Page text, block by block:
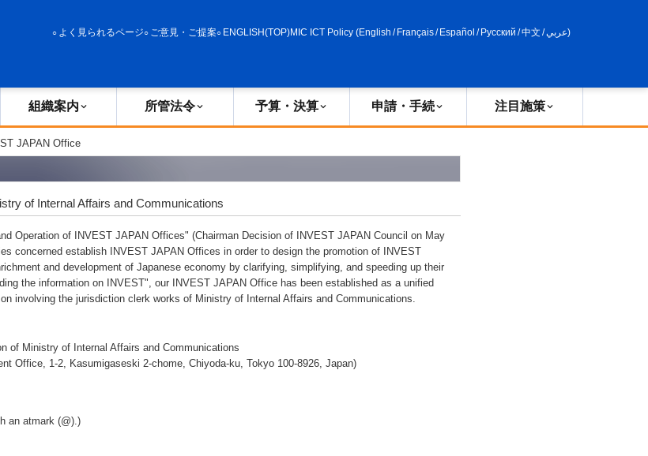
よく見られるページ ご意見・ご提案 ENGLISH(TOP)MIC ICT Policy (English / Français/ Español / Русский /中文 /عربي)
組織案内 所管法令 予算・決算 申請・手続 注目施策
JAPAN Office
of Internal Affairs and Communications
Operation of INVEST JAPAN Offices" (Chairman Decision of INVEST JAPAN Council on May
concerned establish INVEST JAPAN Offices in order to design the promotion of INVEST
and development of Japanese economy by clarifying, simplifying, and speeding up their
the information on INVEST", our INVEST JAPAN Office has been established as a unified
involving the jurisdiction clerk works of Ministry of Internal Affairs and Communications.
of Ministry of Internal Affairs and Communications
Office, 1-2, Kasumigaseski 2-chome, Chiyoda-ku, Tokyo 100-8926, Japan)
an atmark (@).)